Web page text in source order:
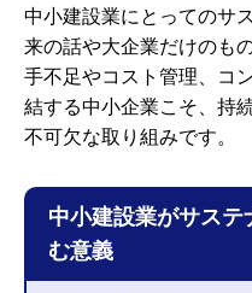
中小建設業にとってのサ
来の話や大企業だけのも
手不足やコスト管理、コ
結する中小企業こそ、持
不可欠な取り組みです。
中小建設業がサス
む意義